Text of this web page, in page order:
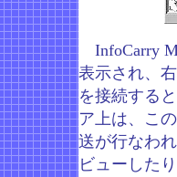
InfoCarry
表示され、
を接続する
ア上は、こ
送が行なわ
ビューした